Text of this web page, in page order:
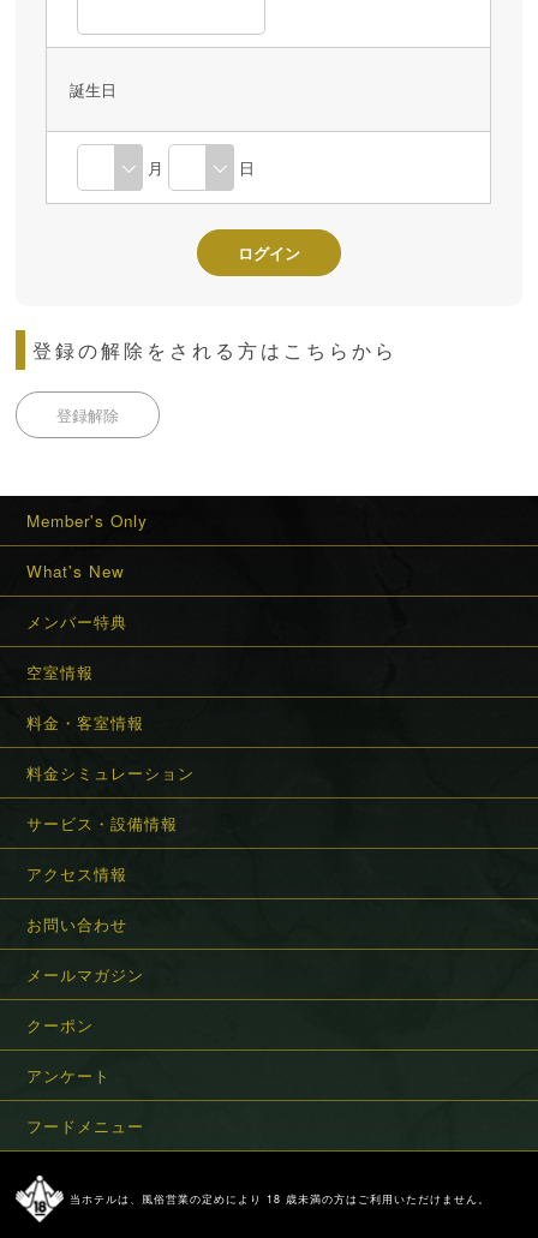
誕生日
月 日
登録の解除をされる方はこちらから
登録解除
Member's Only
What's New
メンバー特典
空室情報
料金・客室情報
料金シミュレーション
サービス・設備情報
アクセス情報
お問い合わせ
メールマガジン
クーポン
アンケート
フードメニュー
当ホテルは、風俗営業の定めにより 18 歳未満の方はご利用いただけません。